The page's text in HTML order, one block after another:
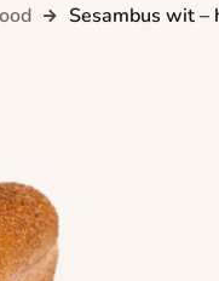
Sesambus wit –